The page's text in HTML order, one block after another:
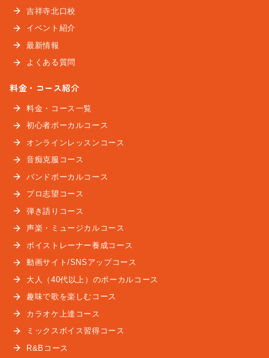
吉祥寺北口校
イベント紹介
最新情報
よくある質問
料金・コース紹介
料金・コース一覧
初心者ボーカルコース
オンラインレッスンコース
音痴克服コース
バンドボーカルコース
プロ志望コース
弾き語りコース
声楽・ミュージカルコース
ボイストレーナー養成コース
動画サイト/SNSアップコース
大人（40代以上）のボーカルコース
趣味で歌を楽しむコース
カラオケ上達コース
ミックスボイス習得コース
R&Bコース